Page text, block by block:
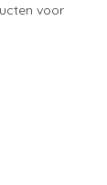
voor